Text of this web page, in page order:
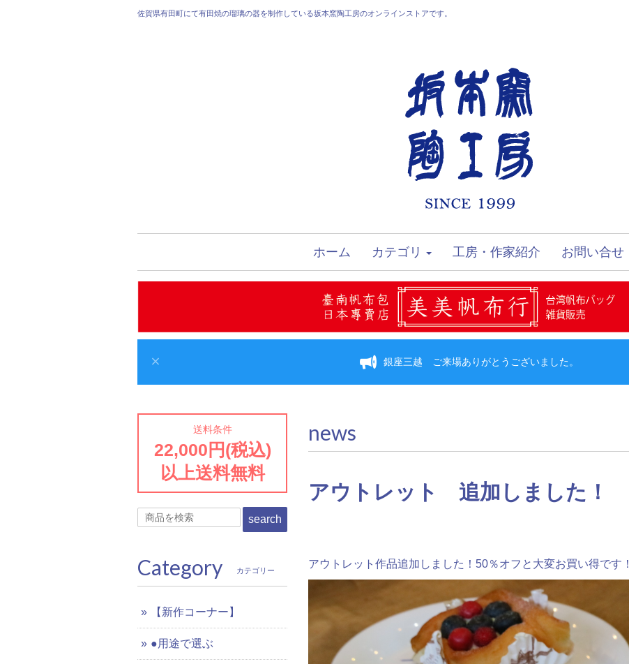
佐賀県有田町にて有田焼の瑠璃の器を制作している坂本窯陶工房のオンラインストアです。
ホーム カテゴリ 工房・作家紹介 お問い合せ
銀座三越 ご来場ありがとうございました。
news
アウトレット 追加しました！
アウトレット作品追加しました！50％オフと大変お買い得です！
送料条件
22,000円(税込)
以上送料無料
search
Category カテゴリー
【新作コーナー】
●用途で選ぶ